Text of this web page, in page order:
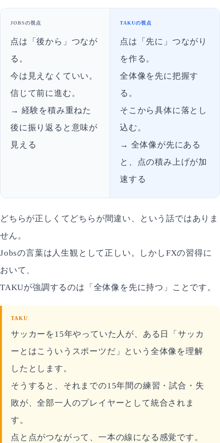
JOBSの視点
点は「後から」つなが
る。
今は見えなくていい。
信じて前に進む。
→ 経験を積み重ねた
後に振り返ると意味が
見える
TAKUの視点
点は「先に」つながり
を作る。
全体像を先に把握す
る。
そこから具体に落とし
込む。
→ 全体像が先にある
と、点の積み上げが加
速する
どちらが正しくてどちらが間違い、という話ではありま
せん。
Jobsの言葉は人生観として正しい。しかしFXの習得に
おいて、
TAKUが強調するのは「全体像を先に持つ」ことです。
TAKU
サッカーを15年やっていた人が、ある日「サッカ
ーとはこういうスポーツだ」という全体像を理解
したとします。
そうすると、それまでの15年間の練習・試合・失
敗が、全部一人のプレイヤーとして統合されま
す。
点と点がつながって、一本の線になる感覚です。